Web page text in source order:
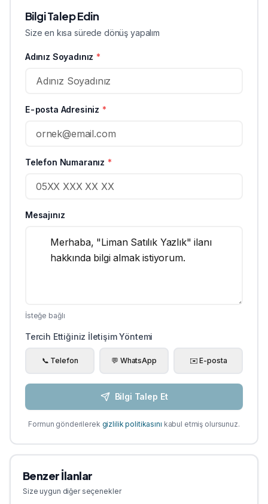
Bilgi Talep Edin
Size en kısa sürede dönüş yapalım
Adınız Soyadınız *
E-posta Adresiniz *
Telefon Numaranız *
Mesajınız
İsteğe bağlı
Tercih Ettiğiniz İletişim Yöntemi
📞 Telefon 💬 WhatsApp ✉️ E-posta
Bilgi Talep Et
Formun gönderilerek gizlilik politikasını kabul etmiş olursunuz.
Benzer İlanlar
Size uygun diğer seçenekler